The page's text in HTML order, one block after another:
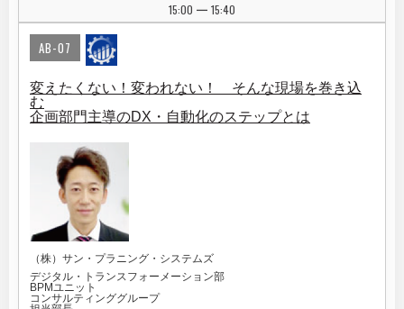
15:00 | 15:40
AB-07
変えたくない！変われない！ そんな現場を巻き込
む
企画部門主導のDX・自動化のステップとは
（株）サン・プラニング・システムズ
デジタル・トランスフォーメーション部
BPMユニット
コンサルティンググループ